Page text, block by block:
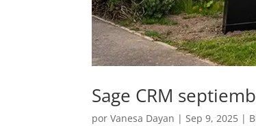
Sage CRM
porVanesa Dayan |Sep 9, 2025 |